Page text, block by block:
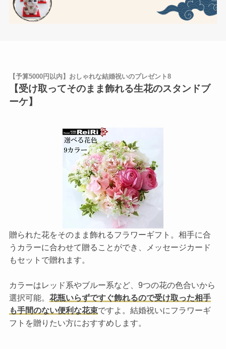
【予算5000円以内】おしゃれな結婚祝いのプレゼント8
【受け取ってそのまま飾れる生花のスタンドブ
ーケ】
贈られた花をそのまま飾れるフラワーギフト。相手に合
うカラーに合わせて贈ることができ、メッセージカード
もセットで贈れます。
カラーはレッド系やブルー系など、9つの花の色合いから
選択可能。 花瓶いらずですぐ飾れるので受け取った相手
も手間のない便利な花束ですよ。結婚祝いにフラワーギ
フトを贈りたい方におすすめします。